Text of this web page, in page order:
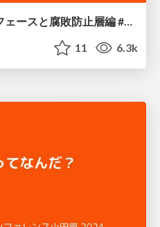
設計の考え方 - インターフェースと腐敗防止層編 #phpconfuk / Interface and Anti Corruption Layer
11 6.3k